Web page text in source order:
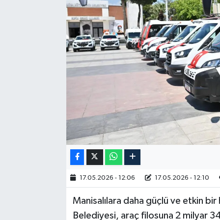
17.05.2026 - 12:06 17.05.2026 - 12:10
Manisalılara daha güçlü ve etkin
Belediyesi, araç filosuna 2 milyar
RESMİ İLAN